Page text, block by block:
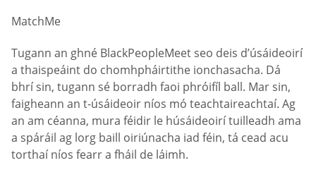
MatchMe
Tugann an ghné BlackPeopleMeet seo deis d’úsáideoirí
a thaispeáint do chomhpháirtithe ionchasacha. Dá
bhrí sin, tugann sé borradh faoi phróifíl ball. Mar sin,
faigheann an t-úsáideoir níos mó teachtaireachtaí. Ag
an am céanna, mura féidir le húsáideoirí tuilleadh ama
a spáráil ag lorg baill oiriúnacha iad féin, tá cead acu
torthaí níos fearr a fháil de láimh.